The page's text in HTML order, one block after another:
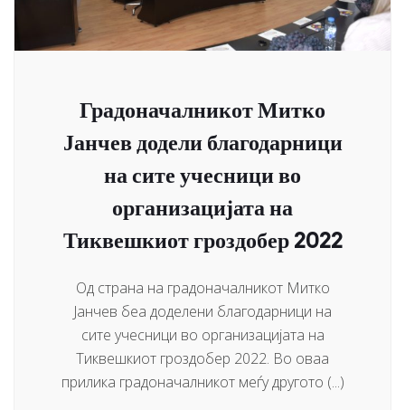
Градоначалникот Митко
Јанчев додели благодарници
на сите учесници во
организацијата на
Тиквешкиот гроздобер 2022
Од страна на градоначалникот Митко
Јанчев беа доделени благодарници на
сите учесници во организацијата на
Тиквешкиот гроздобер 2022. Во оваа
прилика градоначалникот меѓу другото (...)